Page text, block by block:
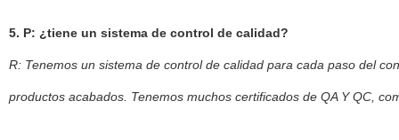
5. P: ¿tiene un sistema de control de calidad?
R: Tenemos un sistema de control de calidad para cada paso del
productos acabados. Tenemos muchos certificados de QA Y QC,